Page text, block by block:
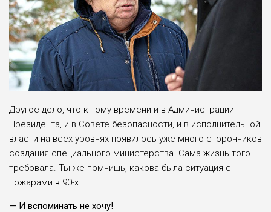
Другое дело, что к тому времени и в Администрации
Президента, и в Совете безопасности, и в исполнительной
власти на всех уровнях появилось уже много сторонников
создания специального министерства. Сама жизнь того
требовала. Ты же помнишь, какова была ситуация с
пожарами в 90-х.
— И вспоминать не хочу!